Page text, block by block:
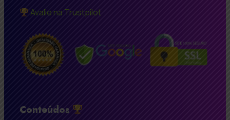
Avalie na Trustpilot
Conteúdos